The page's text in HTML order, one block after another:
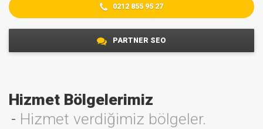
PARTNER SEO
0212 855 95 27
Hizmet Bölgelerimiz
Hizmet verdiğimiz bölgeler.